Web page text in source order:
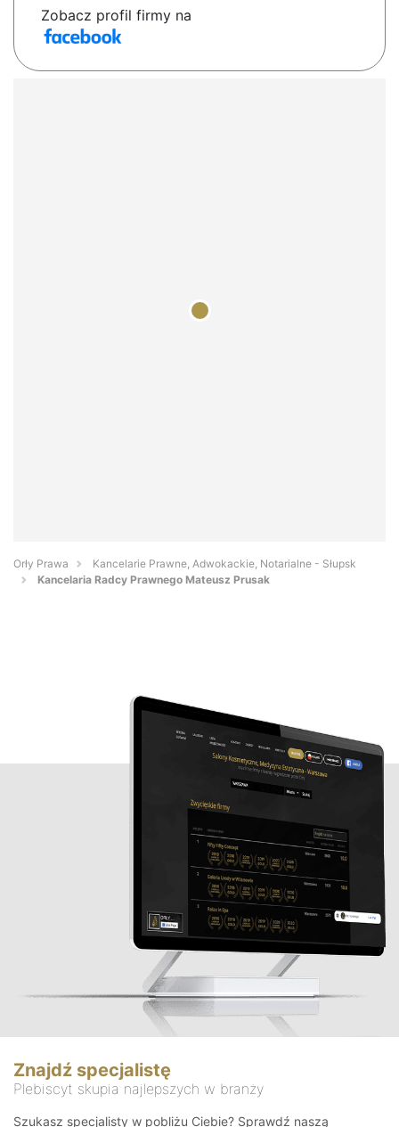
Zobacz profil firmy na
Orły Prawa
Kancelarie Prawne, Adwokackie, Notarialne - Słupsk
Kancelaria Radcy Prawnego Mateusz Prusak
Znajdź specjalistę
Plebiscyt skupia najlepszych w branży
Szukasz specjalisty w pobliżu Ciebie? Sprawdź naszą